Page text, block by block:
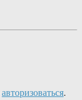
авторизоваться.